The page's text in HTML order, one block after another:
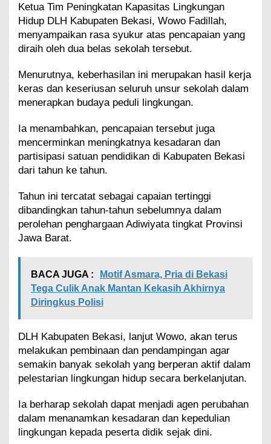
5
Ketua Tim Peningkatan Kapasitas Lingkungan
Hidup DLH Kabupaten Bekasi, Wowo Fadillah,
menyampaikan rasa syukur atas pencapaian yang
diraih oleh dua belas sekolah tersebut.
Menurutnya, keberhasilan ini merupakan hasil kerja
keras dan keseriusan seluruh unsur sekolah dalam
menerapkan budaya peduli lingkungan.
Ia menambahkan, pencapaian tersebut juga
mencerminkan meningkatnya kesadaran dan
partisipasi satuan pendidikan di Kabupaten Bekasi
dari tahun ke tahun.
Tahun ini tercatat sebagai capaian tertinggi
dibandingkan tahun-tahun sebelumnya dalam
perolehan penghargaan Adiwiyata tingkat Provinsi
Jawa Barat.
BACA JUGA :
Motif Asmara, Pria di Bekasi
Tega Culik Anak Mantan Kekasih Akhirnya
Diringkus Polisi
DLH Kabupaten Bekasi, lanjut Wowo, akan terus
melakukan pembinaan dan pendampingan agar
semakin banyak sekolah yang berperan aktif dalam
pelestarian lingkungan hidup secara berkelanjutan.
Ia berharap sekolah dapat menjadi agen perubahan
dalam menanamkan kesadaran dan kepedulian
lingkungan kepada peserta didik sejak dini.